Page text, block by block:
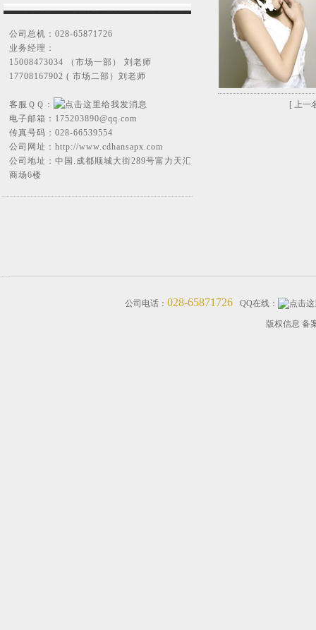
公司总机：028-65871726
业务经理：
15008473034 （市场一部） 刘老师
17708167902 ( 市场二部）刘老师
客服ＱＱ：
电子邮箱： 175203890@qq.com
传真号码：028-66539554
公司网址： http://www.cdhansapx.com
公司地址：中国.成都顺城大街289号富力天汇
商场6楼
[ 上一
公司电话： 028-65871726 QQ在线：
版权信息 备